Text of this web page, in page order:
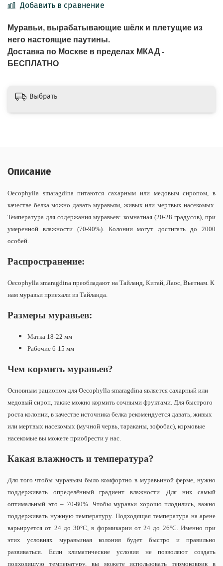
Добавить в сравнение
Муравьи, вырабатывающие шёлк и плетущие из
него настоящие паутины.
Доставка по Москве в пределах МКАД -
БЕСПЛАТНО
Выбрать
Описание
Oecophylla smaragdina питаются сахарным или медовым сиропом, в
качестве белка можно давать муравьям, живых или мертвых насекомых.
Температура для содержания муравьев: комнатная (20-28 градусов), при
умеренной влажности (70-90%). Колонии могут достигать до 2000
особей.
Распространение:
Oecophylla smaragdina преобладают на Тайланд, Китай, Лаос, Вьетнам. К
нам муравьи приехали из Тайланда.
Размеры муравьев:
Матка 18-22 мм
Рабочие 6-15 мм
Чем кормить муравьев?
Основным рационом для Oecophylla smaragdina является сахарный или
медовый сироп, также можно кормить сочными фруктами. Для быстрого
роста колонии, в качестве источника белка рекомендуется давать, живых
или мертвых насекомых (мучной червь, тараканы, зофобас), кормовые
насекомые вы можете приобрести у нас.
Какая влажность и температура?
Для того чтобы муравьям было комфортно в муравьиной ферме, нужно
поддерживать определённый градиент влажности. Для них самый
оптимальный это – 70-80%. Чтобы муравьи хорошо плодились, важно
поддерживать нужную температуру. Подходящая температура на арене
варьируется от 24 до 30°С, в формикарии от 24 до 26°С. Именно при
этих условиях муравьиная колония будет быстро и правильно
развиваться. Если климатические условия не позволяют создать
подходящую температуру, вы можете использовать термоковрик в